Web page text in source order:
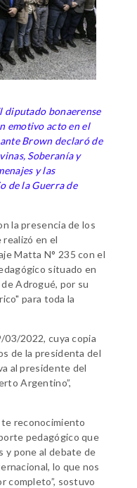
bonaerense
emotivo acto en el
Brown declaró de
Soberanía y
y las
de la Guerra de
la presencia de los
en el
Matta N° 235 con el
situado en
Adrogué, por su
para toda la
03/2022, cuya copia
de la presidenta del
al presidente del
Argentino”,
reconocimiento
pedagógico que
y pone al debate de
lo que nos
completo”, sostuvo